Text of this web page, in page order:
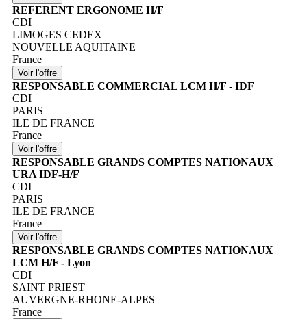
REFERENT ERGONOME H/F
CDI
LIMOGES CEDEX
NOUVELLE AQUITAINE
France
RESPONSABLE COMMERCIAL LCM H/F - IDF
CDI
PARIS
ILE DE FRANCE
France
RESPONSABLE GRANDS COMPTES NATIONAUX
URA IDF-H/F
CDI
PARIS
ILE DE FRANCE
France
RESPONSABLE GRANDS COMPTES NATIONAUX
LCM H/F - Lyon
CDI
SAINT PRIEST
AUVERGNE-RHONE-ALPES
France